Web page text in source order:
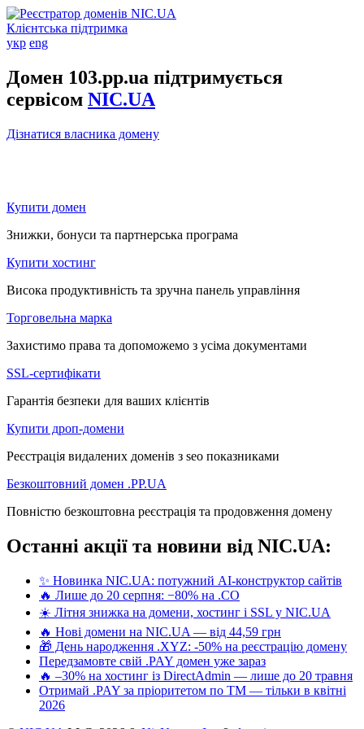
Клієнтська підтримка
укр eng
Домен 103.pp.ua підтримується
сервісом NIC.UA
Дізнатися власника домену
Купити домен
Знижки, бонуси та партнерська програма
Купити хостинг
Висока продуктивність та зручна панель управління
Торговельна марка
Захистимо права та допоможемо з усіма документами
SSL-сертифікати
Гарантія безпеки для ваших клієнтів
Купити дроп-домени
Реєстрація видалених доменів з seo показниками
Безкоштовний домен .PP.UA
Повністю безкоштовна реєстрація та продовження домену
Останні акції та новини від NIC.UA:
✨ Новинка NIC.UA: потужний AI-конструктор сайтів
🔥 Лише до 20 серпня: −80% на .CO
☀️ Літня знижка на домени, хостинг і SSL у NIC.UA
🔥 Нові домени на NIC.UA — від 44,59 грн
🎁 День народження .XYZ: -50% на реєстрацію домену
Передзамовте свій .PAY домен уже зараз
🔥 –30% на хостинг із DirectAdmin — лише до 20 травня
Отримай .PAY за пріоритетом по ТМ — тільки в квітні
2026